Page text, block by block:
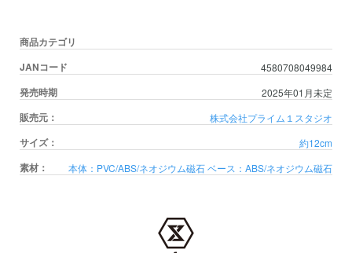
商品カテゴリ
JANコード
4580708049984
発売時期 2025年01月未定
販売元： 株式会社プライム１スタジオ
サイズ： 約12cm
素材： 本体：PVC/ABS/ネオジウム磁石 ベース：ABS/ネオジウム磁石